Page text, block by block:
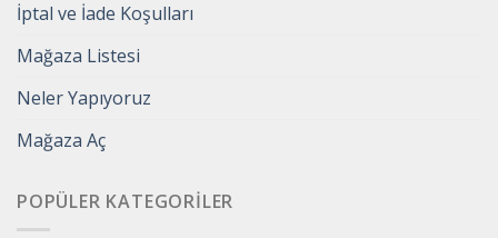
İptal ve İade Koşulları
Mağaza Listesi
Neler Yapıyoruz
Mağaza Aç
POPÜLER KATEGORILER